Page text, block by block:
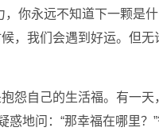
你永远不知道下一颗是
，我们会遇到好运。但
怨自己的生活福。有一
地问：“那幸福在哪里？